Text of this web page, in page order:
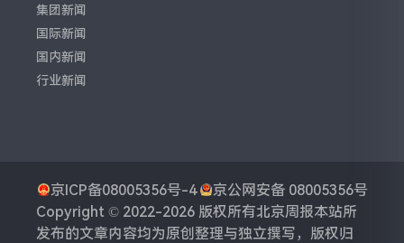
集团新闻
国际新闻
国内新闻
行业新闻
京ICP备08005356号-4
京公网安备 08005356号
Copyright © 2022-2026 版权所有北京周报本站所
发布的文章内容均为原创整理与独立撰写，版权归